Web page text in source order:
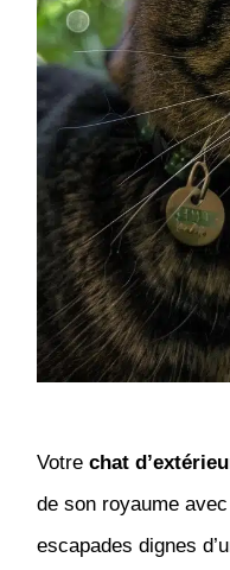
Votre chat
de son royaume
escapades dignes